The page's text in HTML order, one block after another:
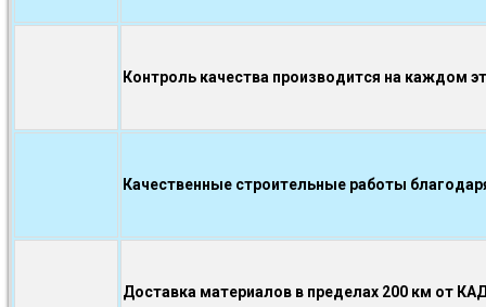
Контроль качества производится на каждом
Качественные строительные работы
Доставка материалов в пределах 200 км от